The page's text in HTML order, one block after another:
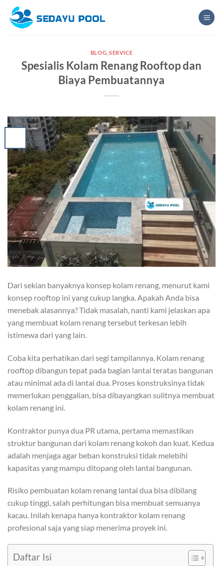
content
BLOG ,SERVICE
Spesialis Kolam Renang Rooftop dan
Biaya Pembuatannya
Dari sekian banyaknya konsep kolam renang, menurut kami
konsep rooftop ini yang cukup langka. Apakah Anda bisa
menebak alasannya? Tidak masalah, nanti kami jelaskan apa
yang membuat kolam renang tersebut terkesan lebih
istimewa dari yang lain.
Coba kita perhatikan dari segi tampilannya. Kolam renang
rooftop dibangun tepat pada bagian lantai teratas bangunan
atau minimal ada di lantai dua. Proses konstruksinya tidak
memerlukan penggalian, bisa dibayangkan sulitnya membuat
kolam renang ini.
Kontraktor punya dua PR utama, pertama memastikan
struktur bangunan dari kolam renang kokoh dan kuat. Kedua
adalah menjaga agar beban konstruksi tidak melebihi
kapasitas yang mampu ditopang oleh lantai bangunan.
Risiko pembuatan kolam renang lantai dua bisa dibilang
cukup tinggi, salah perhitungan bisa membuat semuanya
kacau. Inilah kenapa hanya kontraktor kolam renang
profesional saja yang siap menerima proyek ini.
Daftar Isi